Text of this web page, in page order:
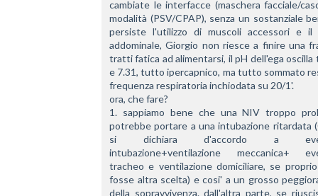
cambiate le interfacce (maschera facciale/
modalità (PSV/CPAP), senza un sostanziale
persiste l'utilizzo di muscoli accessori e il
addominale, Giorgio non riesce a finire una
tratti fatica ad alimentarsi, il pH dell'ega oscilla
e 7.31, tutto ipercapnico, ma tutto sommato
frequenza respiratoria inchiodata su 20/1'.
ora, che fare?
1. sappiamo bene che una NIV troppo
potrebbe portare a una intubazione ritardata
si dichiara d'accordo a
intubazione+ventilazione meccanica+
tracheo e ventilazione domiciliare, se
fosse altra scelta) e cosi' a un grosso
della sopravvivenza. dall'altra parte, se